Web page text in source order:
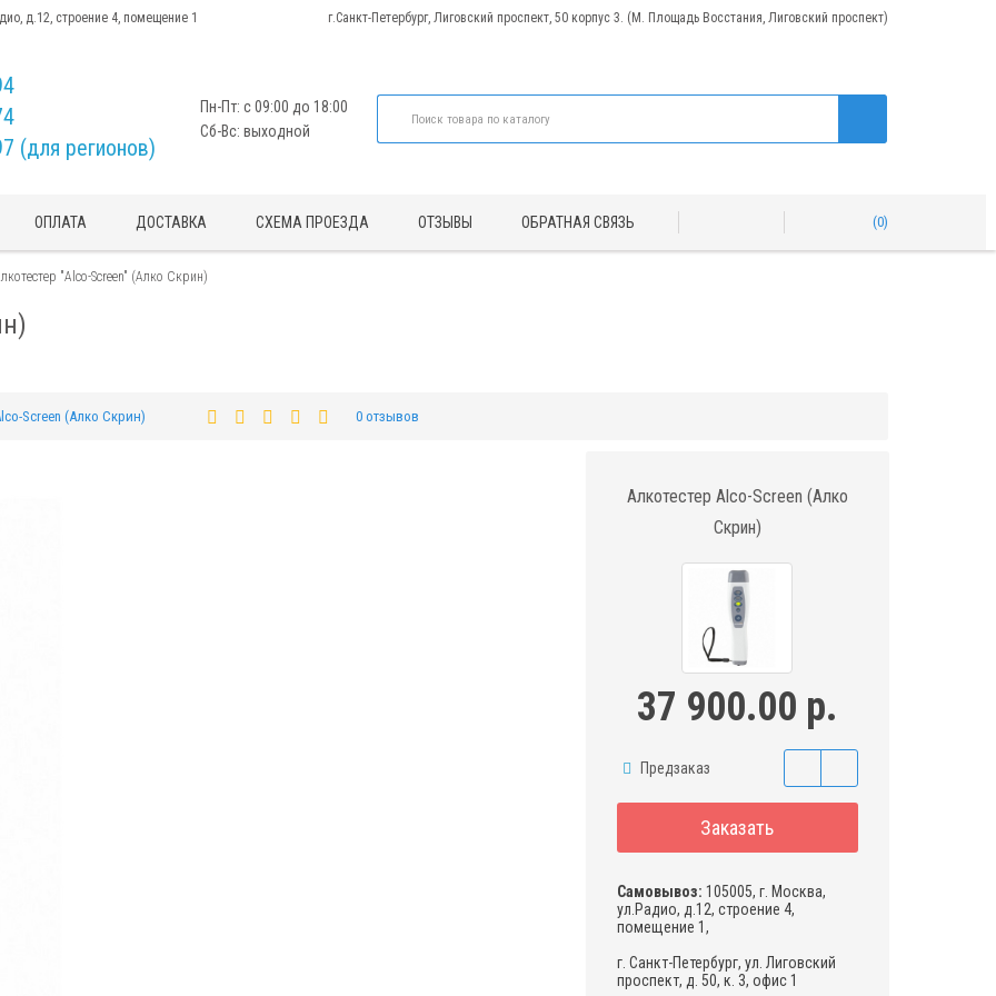
д.12, строение 4, помещение 1 г.Санкт-Петербург, Лиговский проспект, 50 корпус 3. (М. Площадь Восстания, Лиговский проспект)
(для регионов)
Пн-Пт: с 09:00 до 18:00
Сб-Вс: выходной
ОПЛАТА ДОСТАВКА СХЕМА ПРОЕЗДА ОТЗЫВЫ ОБРАТНАЯ СВЯЗЬ 0
"Alco-Screen" (Алко Скрин)
Screen (Алко Скрин) 0 отзывов
Алкотестер Alco-Screen (Алко
Скрин)
37 900.00 р.
Предзаказ
Заказать
Самовывоз: 105005, г. Москва,
ул.Радио, д.12, строение 4,
помещение 1,
г. Санкт-Петербург, ул. Лиговский
проспект, д. 50, к. 3, офис 1